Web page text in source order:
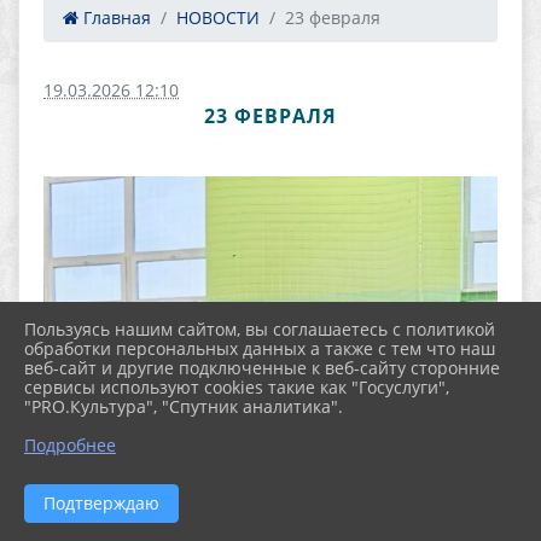
Главная НОВОСТИ 23 февраля
19.03.2026 12:10
23 ФЕВРАЛЯ
Пользуясь нашим сайтом, вы соглашаетесь с политикой
обработки персональных данных а также с тем что наш
веб-сайт и другие подключенные к веб-сайту сторонние
сервисы используют cookies такие как "Госуслуги",
"PRO.Культура", "Спутник аналитика".
Подробнее
Подтверждаю